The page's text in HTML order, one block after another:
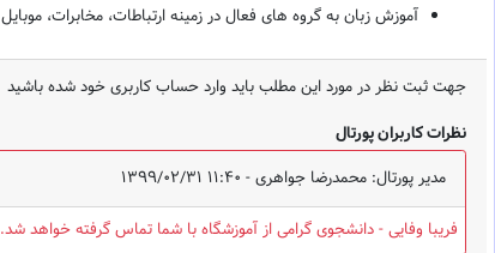
آموزش زبان به گروه های فعال در زمینه ارتباطات، مخابرات، موبایل
جهت ثبت نظر در مورد این مطلب باید وارد حساب کاربری خود شده باشید
نظرات کاربران پورتال
مدیر پورتال: محمدرضا جواهری - 1399/02/31 11:40
فریبا وفایی - دانشجوی گرامی از آموزشگاه با شما تماس گرفته خواهد شد.